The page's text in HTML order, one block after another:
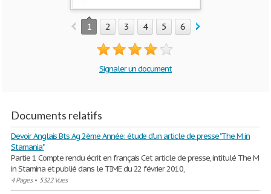
1 2 3 4 5 6 7
Signaler un document
Documents relatifs
Devoir Anglais Bts Ag 2ème Année: étude d'un article de presse "The M in
Stamania"
Partie 1 Compte rendu écrit en français Cet article de presse, intitulé The M
in Stamina et publié dans le TIME du 22 février 2010,
4 Pages• 5322 Vues